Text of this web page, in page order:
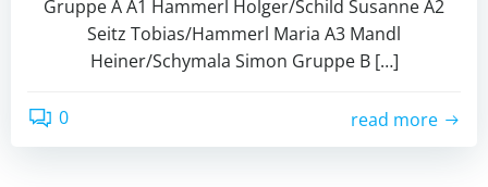
Gruppe A A1 Hammerl Holger/Schild Susanne A2
Seitz Tobias/Hammerl Maria A3 Mandl
Heiner/Schymala Simon Gruppe B […]
0 read more